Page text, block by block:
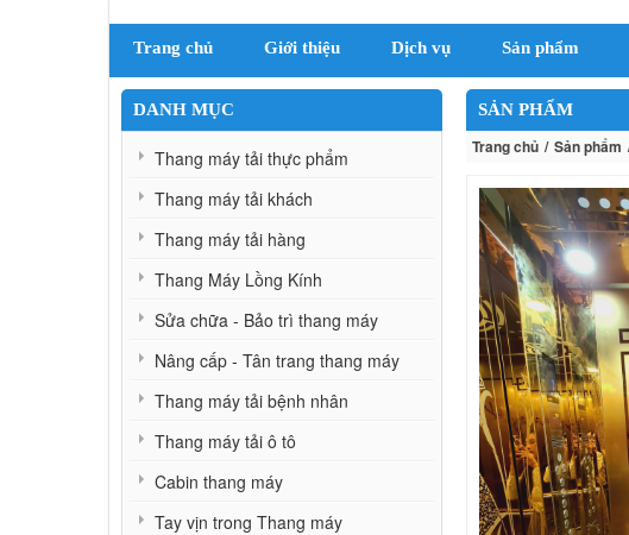
Trang chủ Giới thiệu Dịch vụ Sản phẩm
SẢN PHẨM
Trang chủ Sản phẩm
DANH MỤC
Thang máy tải thực phẩm
Thang máy tải khách
Thang máy tải hàng
Thang Máy Lồng Kính
Sửa chữa - Bảo trì thang máy
Nâng cấp - Tân trang thang máy
Thang máy tải bệnh nhân
Thang máy tải ô tô
Cabin thang máy
Tay vịn trong Thang máy